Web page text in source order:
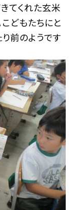
てくれた玄米
どもたちにと
前のようです